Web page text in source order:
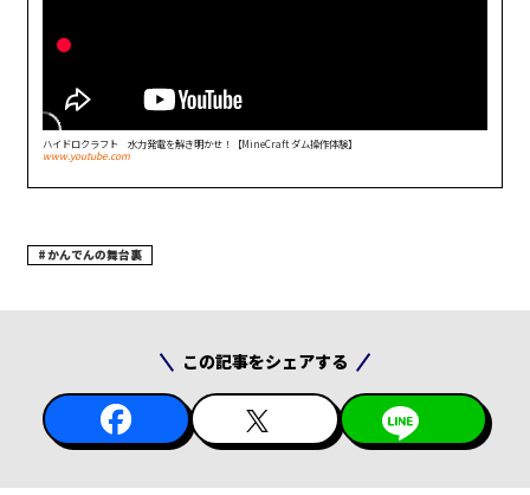
ハイドロクラフト 水力発電を解き明かせ！【MineCraft ダム操作体験】
www.youtube.com
かんでんの舞台裏
この記事をシェアする